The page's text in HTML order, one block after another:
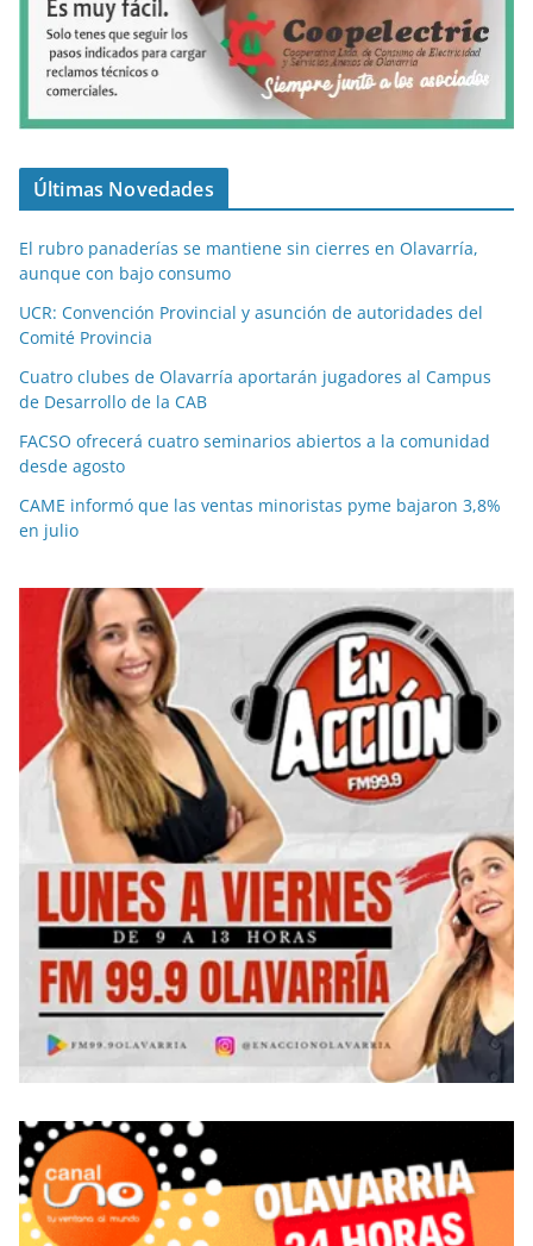
Últimas Novedades
El rubro panaderías se mantiene sin cierres en Olavarría,
aunque con bajo consumo
UCR: Convención Provincial y asunción de autoridades del
Comité Provincia
Cuatro clubes de Olavarría aportarán jugadores al Campus
de Desarrollo de la CAB
FACSO ofrecerá cuatro seminarios abiertos a la comunidad
desde agosto
CAME informó que las ventas minoristas pyme bajaron 3,8%
en julio